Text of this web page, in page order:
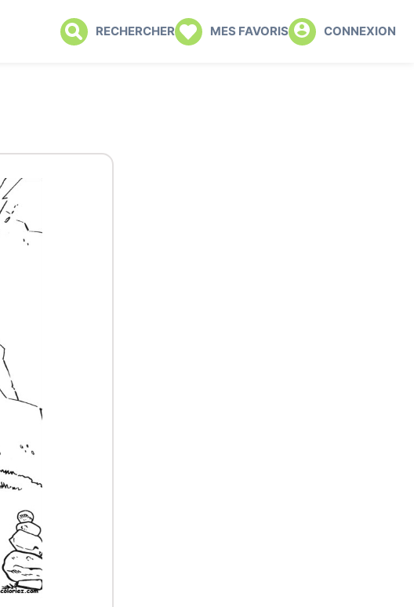
RECHERCHER MES FAVORIS CONNEXION